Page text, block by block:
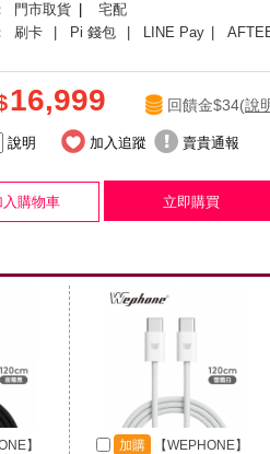
門市取貨
宅配
刷卡 | Pi 錢包 | LINE Pay |
16,999 回饋金$34(說
說明 加入追蹤 賣貴通報
入購物車 立即購買
】
加購
【WEPHONE】